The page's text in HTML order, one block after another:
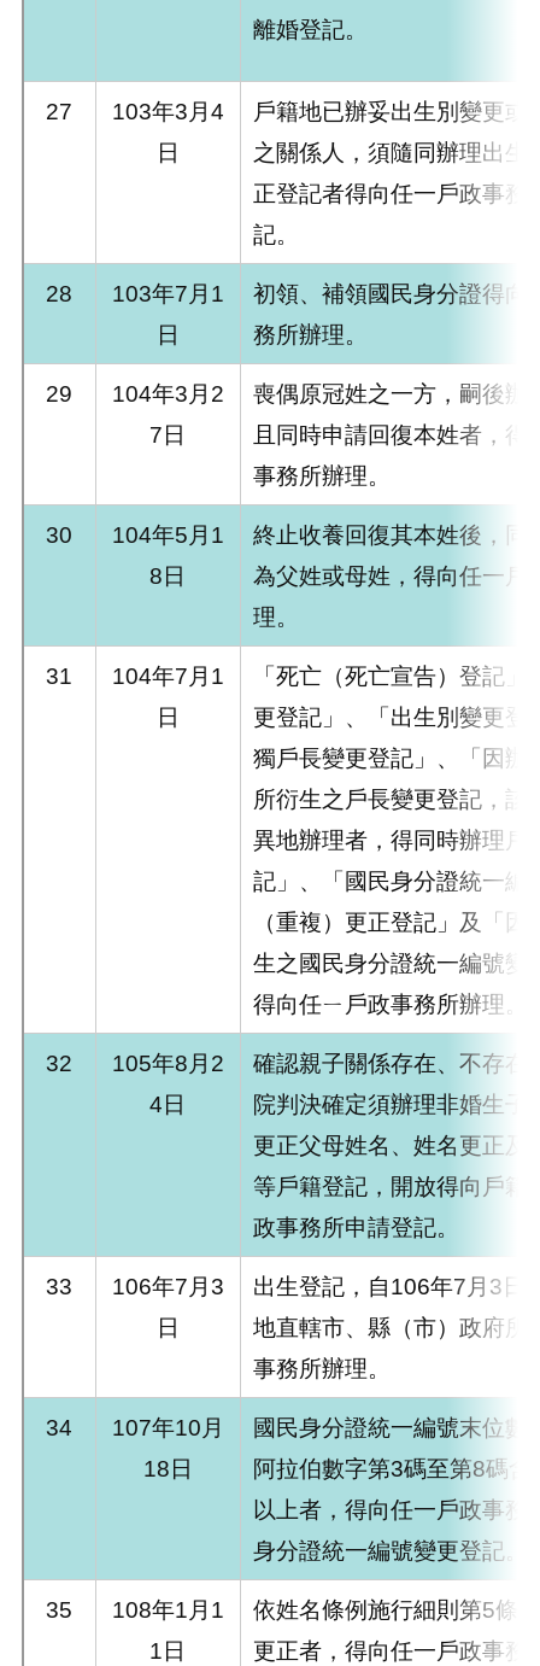
離婚登記。
27
103年3月4
日
戶籍地已辦妥出生別變更或
之關係人，須隨同辦理出生
正登記者得向任一戶政事務
記。
28
103年7月1
日
初領、補領國民身分證得向
務所辦理。
29
104年3月2
7日
喪偶原冠姓之一方，嗣後辦
且同時申請回復本姓者，得
事務所辦理。
30
104年5月1
8日
終止收養回復其本姓後，同
為父姓或母姓，得向任一戶
理。
31
104年7月1
日
「死亡（死亡宣告）登記」
更登記」、「出生別變更登
獨戶長變更登記」、「因辦
所衍生之戶長變更登記，該
異地辦理者，得同時辦理戶
記」、「國民身分證統一編
（重複）更正登記」及「因
生之國民身分證統一編號變
得向任ㄧ戶政事務所辦理。
32
105年8月2
4日
確認親子關係存在、不存在
院判決確定須辦理非婚生子
更正父母姓名、姓名更正及
等戶籍登記，開放得向戶籍
政事務所申請登記。
33
106年7月3
日
出生登記，自106年7月3日
地直轄市、縣（市）政府所
事務所辦理。
34
107年10月
18日
國民身分證統一編號末位數
阿拉伯數字第3碼至第8碼含
以上者，得向任一戶政事務
身分證統一編號變更登記。
35
108年1月1
1日
依姓名條例施行細則第5條
更正者，得向任一戶政事務